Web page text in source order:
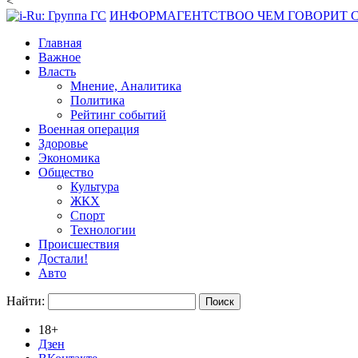
ИНФОРМАГЕНТСТВОО ЧЕМ ГОВОРИТ
Главная
Важное
Власть
Мнение, Аналитика
Политика
Рейтинг событий
Военная операция
Здоровье
Экономика
Общество
Культура
ЖКХ
Спорт
Технологии
Происшествия
Достали!
Авто
Найти:
18+
Дзен